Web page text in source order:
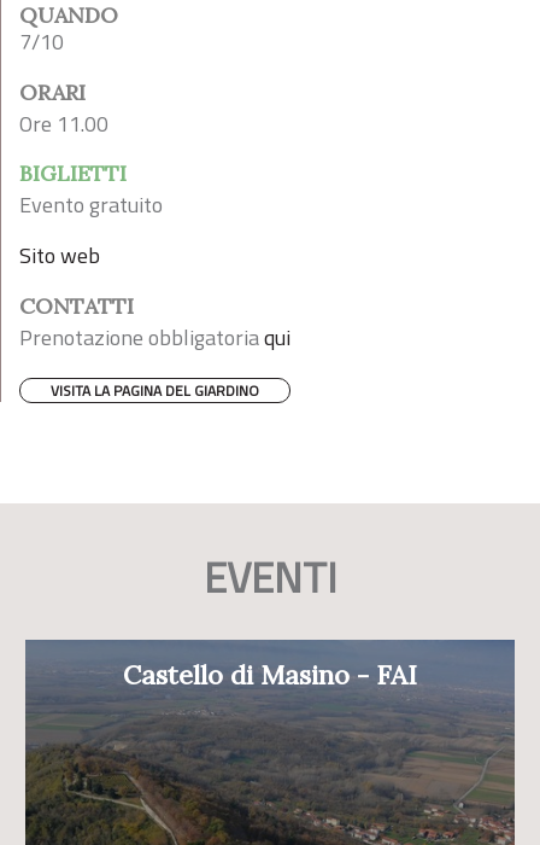
QUANDO
7/10
ORARI
Ore 11.00
BIGLIETTI
Evento gratuito
Sito web
CONTATTI
Prenotazione obbligatoriaqui
VISITA LA PAGINA DEL GIARDINO
EVENTI
Castello di Masino - FAI